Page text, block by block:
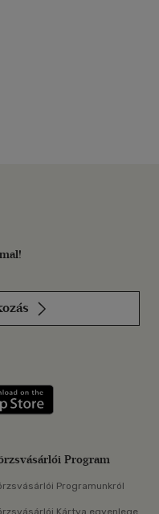
Szerezd meg: Google
Program
Programunkról
Kártya egyenlege